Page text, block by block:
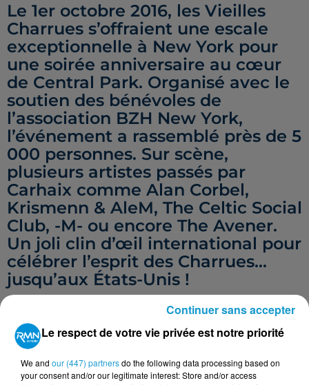
Le 1er octobre 2016, les Vieilles
Charrues s’offraient une escale
exceptionnelle à New York pour
une soirée anniversaire au cœur
de Central Park. Organisé avec le
soutien des bénévoles de
l’association BZH New York,
l’événement a rassemblé près de 5
000 personnes. Sur scène,
plusieurs artistes passés par
Carhaix comme Alan Corbel,
Krismenn & AleM, The Celtic Social
Club, -M- ou encore The Avener.
Un joli clin d’œil international pour
célébrer l’esprit des Charrues...
jusqu’aux États-Unis !
Le respect de votre vie privée est notre priorité
We and our (447) partnersdo the following data processing based on
your consent and/or our legitimate interest: Store and/or access
Continuer sans accepter